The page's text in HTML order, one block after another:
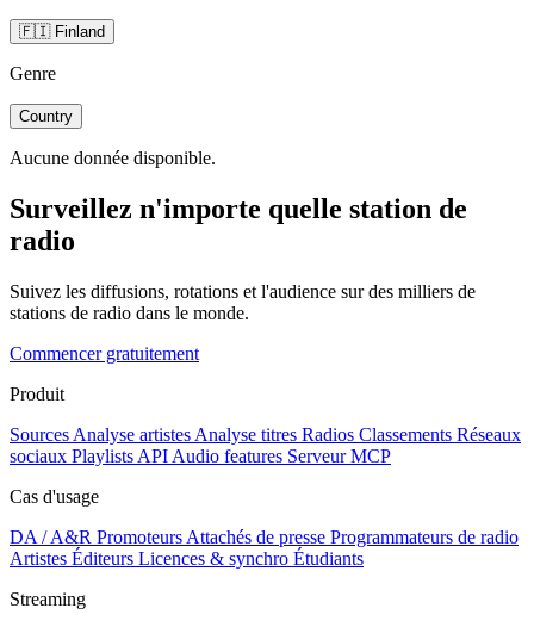
🇫🇮 Finland
Genre
Country
Aucune donnée disponible.
Surveillez n'importe quelle station de
radio
Suivez les diffusions, rotations et l'audience sur des milliers de
stations de radio dans le monde.
Commencer gratuitement
Produit
Sources Analyse artistes Analyse titres Radios Classements Réseaux
sociaux Playlists API Audio features Serveur MCP
Cas d'usage
DA / A&R Promoteurs Attachés de presse Programmateurs de radio
Artistes Éditeurs Licences & synchro Étudiants
Streaming